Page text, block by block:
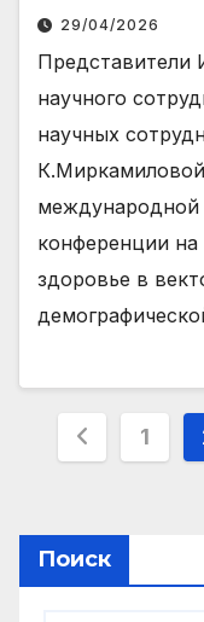
29/04/2026
Представители
научного
научных
международной
конференции
здоровье в
записям
1
Поиск